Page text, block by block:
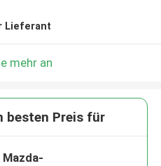
Lieferant
mehr an
besten Preis für